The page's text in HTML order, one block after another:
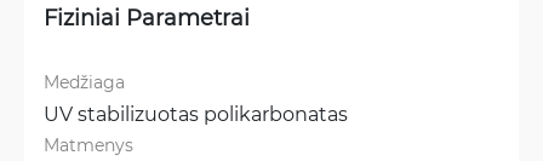
Fiziniai Parametrai
Medžiaga
UV stabilizuotas polikarbonatas
Matmenys